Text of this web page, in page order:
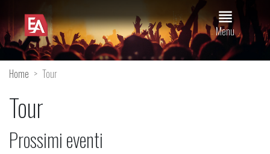
view_headline
Menu
Home Tour
Tour
Prossimi eventi